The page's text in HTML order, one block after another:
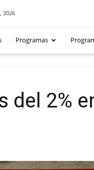
2026
Programas
del 2%